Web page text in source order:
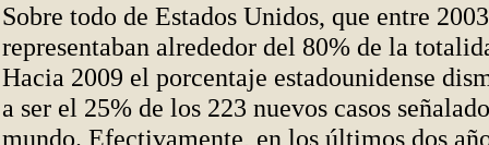
Sobre todo de Estados Unidos, que entre
representaban alrededor del 80% de la
Hacia 2009 el porcentaje estadounidense
a ser el 25% de los 223 nuevos casos
mundo. Efectivamente, en los últimos dos